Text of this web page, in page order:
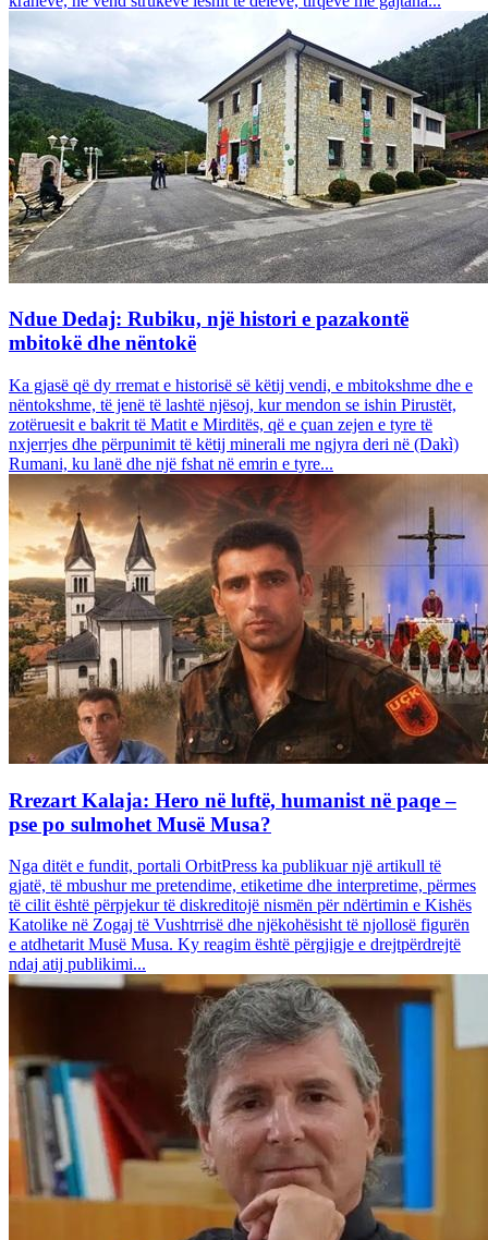
Ndue Dedaj: Rubiku, një histori e pazakontë
mbitokë dhe nëntokë
Ka gjasë që dy rremat e historisë së këtij vendi, e mbitokshme dhe e
nëntokshme, të jenë të lashtë njësoj, kur mendon se ishin Pirustët,
zotëruesit e bakrit të Matit e Mirditës, që e çuan zejen e tyre të
nxjerrjes dhe përpunimit të këtij minerali me ngjyra deri në (Dakì)
Rumani, ku lanë dhe një fshat në emrin e tyre...
Rrezart Kalaja: Hero në luftë, humanist në paqe –
pse po sulmohet Musë Musa?
Nga ditët e fundit, portali OrbitPress ka publikuar një artikull të
gjatë, të mbushur me pretendime, etiketime dhe interpretime, përmes
të cilit është përpjekur të diskreditojë nismën për ndërtimin e Kishës
Katolike në Zogaj të Vushtrrisë dhe njëkohësisht të njollosë figurën
e atdhetarit Musë Musa. Ky reagim është përgjigje e drejtpërdrejtë
ndaj atij publikimi...